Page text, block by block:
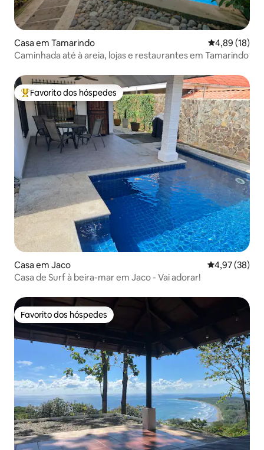
Casa em Tamarindo Classificação
4,89 (18)
Caminhada até à areia, lojas e restaurantes em Tamarindo
Favoritos dos hóspedes mais apreciados
Favorito dos hóspedes
Casa em Jaco Classificação
4,97 (38)
Casa de Surf à beira-mar em Jaco - Vai adorar!
Favorito dos hóspedes
Favorito dos hóspedes